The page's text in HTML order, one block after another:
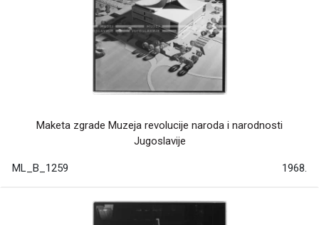
Maketa zgrade Muzeja revolucije naroda i narodnosti
Jugoslavije
ML_B_1259 1968.